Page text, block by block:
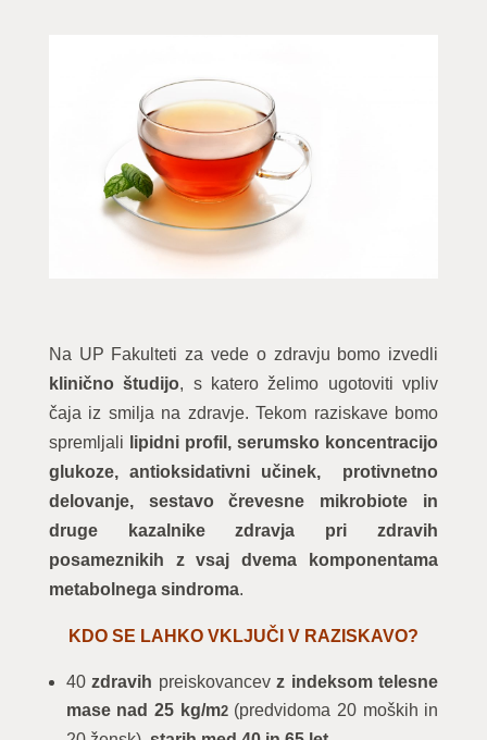
Na UP Fakulteti za vede o zdravju bomo izvedli
klinično študijo, s katero želimo ugotoviti vpliv
čaja iz smilja na zdravje. Tekom raziskave bomo
spremljali
lipidni profil, serumsko koncentracijo
glukoze, antioksidativni učinek, protivnetno
delovanje, sestavo črevesne mikrobiote in
druge kazalnike zdravja pri zdravih
posameznikih z vsaj dvema komponentama
metabolnega sindroma.
KDO SE LAHKO VKLJUČI V RAZISKAVO?
40zdravih preiskovancevz indeksom telesne
mase nad 25 kg/m2(predvidoma 20 moških in